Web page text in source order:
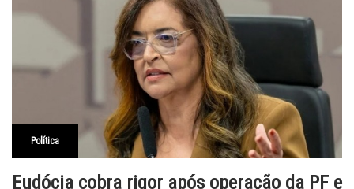
Política
Eudócia cobra rigor após operação da PF e